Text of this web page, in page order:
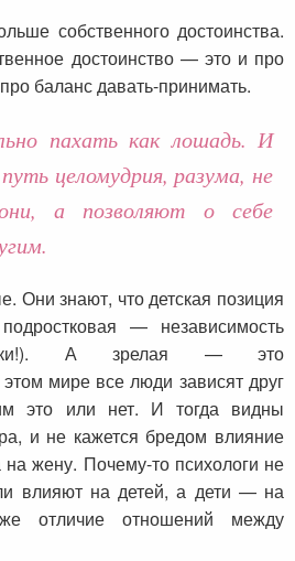
собственного достоинства.
достоинство — это и про
баланс давать-принимать.
пахать как лошадь. И
целомудрия, разума, не
а позволяют о себе
Они знают, что детская позиция
— независимость
А зрелая — это
мире все люди зависят друг
это или нет. И тогда видны
и не кажется бредом влияние
жену. Почему-то психологи не
влияют на детей, а дети — на
отличие отношений между